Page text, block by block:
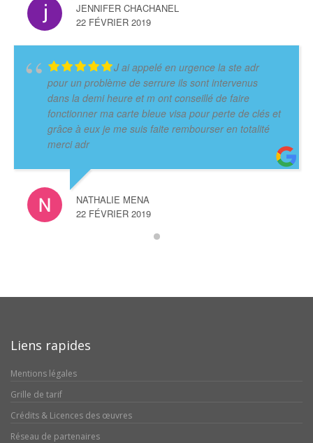
JENNIFER CHACHANEL
22 FÉVRIER 2019
J ai appelé en urgence la ste adr
pour un problème de serrure ils sont intervenus
dans la demi heure et m ont conseillé de faire
fonctionner ma carte bleue visa pour perte de clés et
grâce à eux je me suis faite rembourser en totalité
merci adr
NATHALIE MENA
22 FÉVRIER 2019
Liens rapides
Mentions légales
Grille de tarif
Crédits & Licences des œuvres
Réseau de partenaires